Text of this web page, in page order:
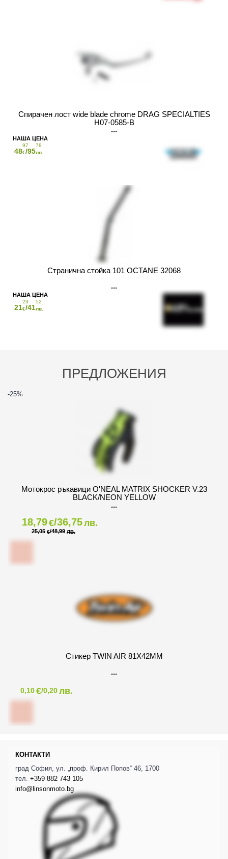
ПРЕДЛОЖЕНИЯ
-25%
Мотокрос ръкавици O'NEAL MATRIX SHOCKER V.23
BLACK/NEON YELLOW
18,79€/36,75лв.
25,05 €/48,99 ЛВ.
Стикер TWIN AIR 81X42MM
0,10€/0,20лв.
Спирачен лост wide blade chrome DRAG SPECIALTIES
H07-0585-B
48
97
€/95
78
лв.
Странична стойка 101 OCTANE 32068
21
23
€/41
52
лв.
КОНТАКТИ
град София, ул. „проф. Кирил Попов“ 46, 1700
тел. +359 882 743 105
info@linsonmoto.bg